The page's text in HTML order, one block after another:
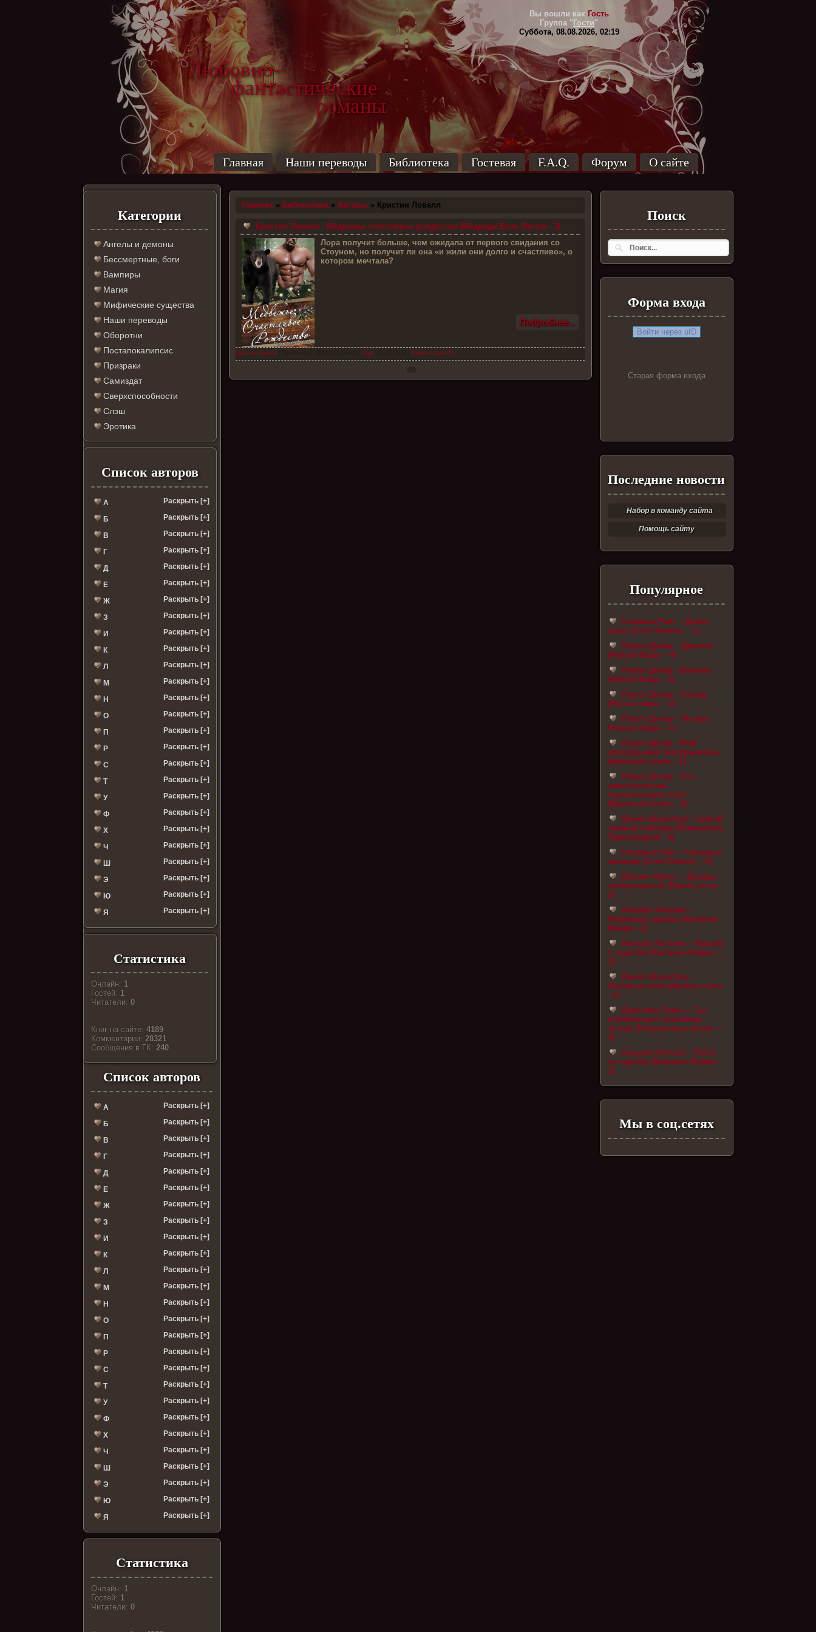
Любовно-
фантастические
романы
Вы вошли как Гость
Группа " Гости"
Суббота, 08.08.2026, 02:19
Главная Наши переводы Библиотека Гостевая F.A.Q. Форум О сайте
Категории
Ангелы и демоны
Бессмертные, боги
Вампиры
Магия
Мифические существа
Наши переводы
Оборотни
Постапокалипсис
Призраки
Самиздат
Сверхспособности
Слэш
Эротика
Список авторов
А Раскрыть [+]
Б Раскрыть [+]
В Раскрыть [+]
Г Раскрыть [+]
Д Раскрыть [+]
Е Раскрыть [+]
Ж Раскрыть [+]
З Раскрыть [+]
И Раскрыть [+]
К Раскрыть [+]
Л Раскрыть [+]
М Раскрыть [+]
Н Раскрыть [+]
О Раскрыть [+]
П Раскрыть [+]
Р Раскрыть [+]
С Раскрыть [+]
Т Раскрыть [+]
У Раскрыть [+]
Ф Раскрыть [+]
Х Раскрыть [+]
Ч Раскрыть [+]
Ш Раскрыть [+]
Э Раскрыть [+]
Ю Раскрыть [+]
Я Раскрыть [+]
Статистика
Онлайн: 1
Гостей: 1
Читатели: 0
Книг на сайте: 4189
Комментарии: 28321
Cообщения в ГК: 240
Список авторов
А Раскрыть [+]
Б Раскрыть [+]
В Раскрыть [+]
Г Раскрыть [+]
Д Раскрыть [+]
Е Раскрыть [+]
Ж Раскрыть [+]
З Раскрыть [+]
И Раскрыть [+]
К Раскрыть [+]
Л Раскрыть [+]
М Раскрыть [+]
Н Раскрыть [+]
О Раскрыть [+]
П Раскрыть [+]
Р Раскрыть [+]
С Раскрыть [+]
Т Раскрыть [+]
У Раскрыть [+]
Ф Раскрыть [+]
Х Раскрыть [+]
Ч Раскрыть [+]
Ш Раскрыть [+]
Э Раскрыть [+]
Ю Раскрыть [+]
Я Раскрыть [+]
Статистика
Онлайн: 1
Гостей: 1
Читатели: 0
Главная » Библиотека» Авторы » Кристин Ловелл
Кристин Ловелл - Медвежье счастливое рождество (Медведи Блэк Фолла - 3)
Лора получит больше, чем ожидала от первого свидания со
Стоуном, но получит ли она «и жили они долго и счастливо», о
котором мечтала?
Подробнее...
Кристин Ловелл| Просмотров: 9056 | Добавила: Ulya| Комментарии (0)
Поиск
Форма входа
Войти через uID
Старая форма входа
Последние новости
Набор в команду сайта
Помощь сайту
Популярное
Сюзанна Райт – Дикие
грехи (Стая Феникс – 1)
Лорен Донер – Джастис
(Новые Виды – 4)
Лорен Донер - Валиант
(Новые Виды - 3)
Лорен Донер – Слейд
(Новые виды – 2)
Лорен Донер – Фьюри
(Новые виды – 1)
Лорен Донер - Мой
сексуальный телохранитель
(Брачный сезон – 1)
Лорен Донер – Его
замечательная,
мурлыкающая пара
(Брачный Сезон – 2)
Джена Шоуолтер - Самый
темный соблазн (Повелители
Преисподней - 9)
Сюзанна Райт – Грешные
желания (Стая Феникс – 2)
Джанин Фрост – Дважды
соблазненный (Принц ночи –
2)
Амелия Хатчинс -
Насмешка судьбы (Хроники
Фейри - 2)
Амелия Хатчинс – Борьба
с судьбой (Хроники Фейри –
1)
Джена Шоуолтер -
Грешные ночи (Ангелы тьмы
- 1)
Джессика Симс — Ты
обязательно полюбишь
клыки (Полуночные связи —
3)
Амелия Хатчинс - Побег
от судьбы (Хроники Фейри -
3)
Мы в соц.сетях